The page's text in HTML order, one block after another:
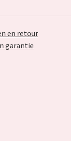
en retour
garantie